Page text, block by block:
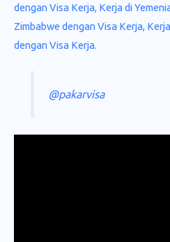
dengan Visa Kerja, Kerja di
Zimbabwe dengan Visa Kerja,
dengan Visa Kerja.
@pakarvisa